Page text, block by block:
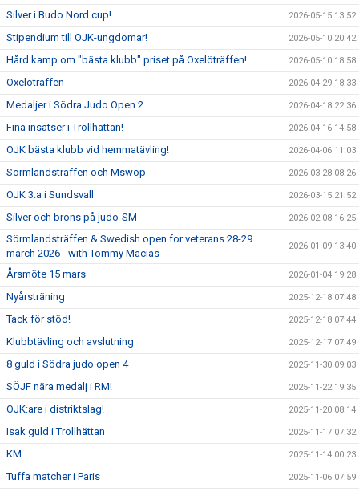
Silver i Budo Nord cup! 2026-05-15 13:52
Stipendium till OJK-ungdomar! 2026-05-10 20:42
Hård kamp om "bästa klubb" priset på Oxelöträffen! 2026-05-10 18:58
Oxelöträffen 2026-04-29 18:33
Medaljer i Södra Judo Open 2 2026-04-18 22:36
Fina insatser i Trollhättan! 2026-04-16 14:58
OJK bästa klubb vid hemmatävling! 2026-04-06 11:03
Sörmlandsträffen och Mswop 2026-03-28 08:26
OJK 3:a i Sundsvall 2026-03-15 21:52
Silver och brons på judo-SM 2026-02-08 16:25
Sörmlandsträffen & Swedish open for veterans 28-29
march 2026 - with Tommy Macias
2026-01-09 13:40
Årsmöte 15 mars 2026-01-04 19:28
Nyårsträning 2025-12-18 07:48
Tack för stöd! 2025-12-18 07:44
Klubbtävling och avslutning 2025-12-17 07:49
8 guld i Södra judo open 4 2025-11-30 09:03
SÖJF nära medalj i RM! 2025-11-22 19:35
OJK:are i distriktslag! 2025-11-20 08:14
Isak guld i Trollhättan 2025-11-17 07:32
KM 2025-11-14 00:23
Tuffa matcher i Paris 2025-11-06 07:59